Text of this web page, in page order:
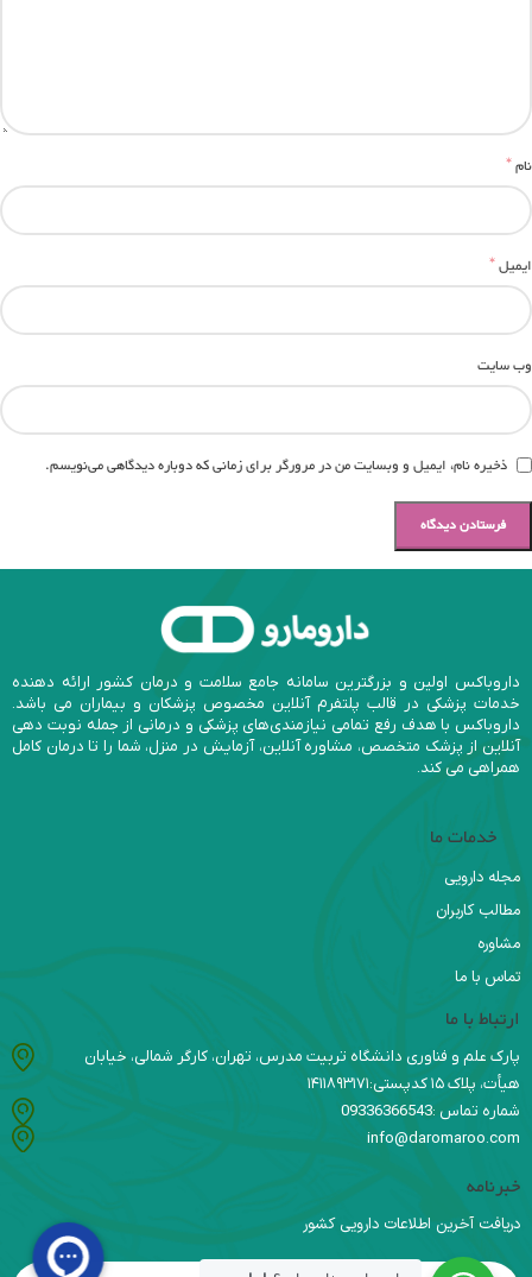
نام*
ایمیل*
وب‌ سایت
ذخیره نام، ایمیل و وبسایت من در مرورگر برای زمانی که دوباره دیدگاهی می‌نویسم.
داروباکس اولین و بزرگترین سامانه جامع سلامت و درمان کشور ارائه دهنده
خدمات پزشکی در قالب پلتفرم آنلاین مخصوص پزشکان و بیماران می باشد.
داروباکس با هدف رفع تمامی نیازمندی‌های پزشکی و درمانی از جمله نوبت دهی
آنلاین از پزشک متخصص، مشاوره آنلاین، آزمایش در منزل، شما را تا درمان کامل
همراهی می کند.
خدمات ما
مجله دارویی
مطالب کاربران
مشاوره
تماس با ما
ارتباط با ما
پارک علم و فناوری دانشگاه تربیت مدرس، تهران، کارگر شمالی، خیابان
هیأت، پلاک ۱۵ کدپستی:۱۴۱۱۸۹۳۱۷۱
شماره تماس :09336366543
info@daromaroo.com
خبرنامه
دریافت آخرین اطلاعات دارویی کشور